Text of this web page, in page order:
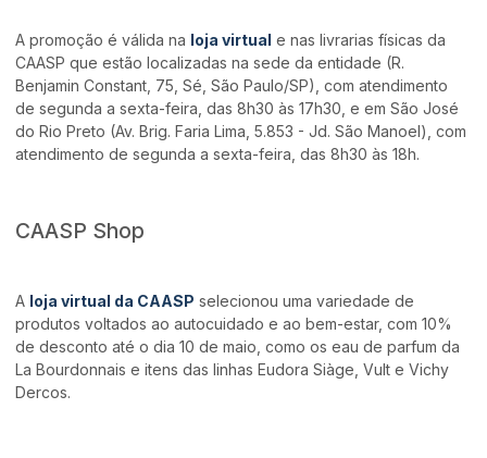
A promoção é válida na loja virtual e nas livrarias físicas da
CAASP que estão localizadas na sede da entidade (R.
Benjamin Constant, 75, Sé, São Paulo/SP), com atendimento
de segunda a sexta-feira, das 8h30 às 17h30, e em São José
do Rio Preto (Av. Brig. Faria Lima, 5.853 - Jd. São Manoel), com
atendimento de segunda a sexta-feira, das 8h30 às 18h.
CAASP Shop
A loja virtual da CAASP selecionou uma variedade de
produtos voltados ao autocuidado e ao bem-estar, com 10%
de desconto até o dia 10 de maio, como os eau de parfum da
La Bourdonnais e itens das linhas Eudora Siàge, Vult e Vichy
Dercos.